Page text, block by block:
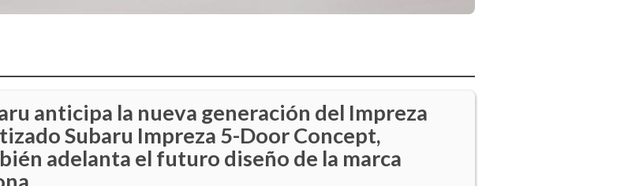
anticipa la nueva generación del Impreza
Subaru Impreza 5-Door Concept,
adelanta el futuro diseño de la marca